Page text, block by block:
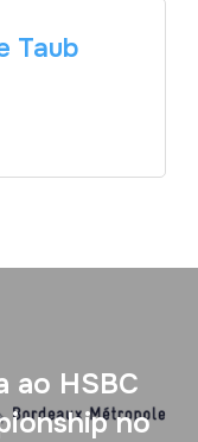
Taub
ao HSBC
no